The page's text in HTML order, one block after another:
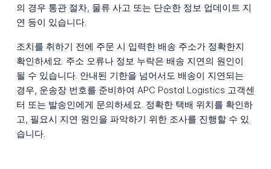
의 경우 통관 절차, 물류 사고 또는 단순한 정보 업데이트 지
연 등이 있습니다.
조치를 취하기 전에 주문 시 입력한 배송 주소가 정확한지
확인하세요. 주소 오류나 정보 누락은 배송 지연의 원인이
될 수 있습니다. 안내된 기한을 넘어서도 배송이 지연되는
경우, 운송장 번호를 준비하여 APC Postal Logistics 고객센
터 또는 발송인에게 문의하세요. 정확한 택배 위치를 확인하
고, 필요시 지연 원인을 파악하기 위한 조사를 진행할 수 있
습니다.